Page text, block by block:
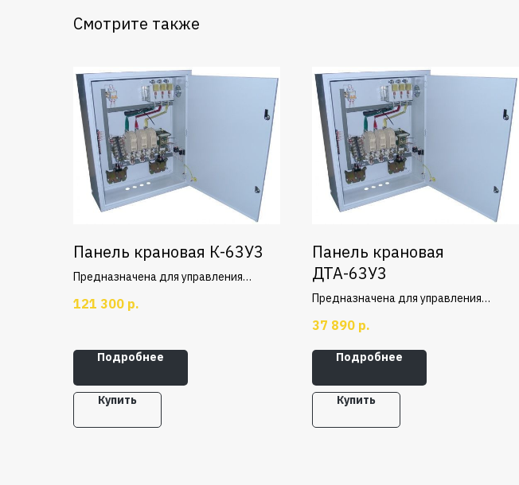
Смотрите также
Панель крановая К-63У3
Предназначена для управления
работающем в тяжелом режиме и
121 300 р.
Подробнее
Купить
Панель крановая
ДТА-63У3
Предназначена для управления
ротором MTF или МТН, в механизмах
передвижения крана.
37 890 р.
Подробнее
Купить